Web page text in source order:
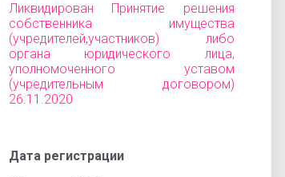
Ликвидирован Принятие решения
собственника имущества
(учредителей,участников) либо
органа юридического лица,
уполномоченного уставом
(учредительным договором)
26.11.2020
Дата регистрации